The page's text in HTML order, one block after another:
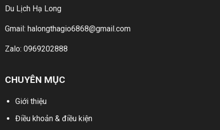
Du Lịch Hạ Long
Gmail: halongthagio6868@gmail.com
Zalo: 0969202888
CHUYÊN MỤC
Giới thiệu
Điều khoản & điều kiện